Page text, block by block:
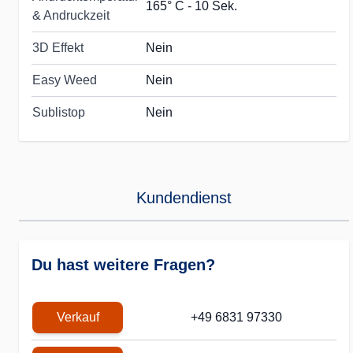
& Andruckzeit
165° C - 10 Sek.
3D Effekt Nein
Easy Weed Nein
Sublistop Nein
Kundendienst
Du hast weitere Fragen?
Verkauf +49 6831 97330